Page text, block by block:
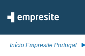
Início Empresite Portugal